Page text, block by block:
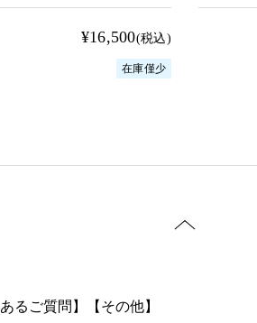
¥16,500(税込)
在庫僅少
るご質問】 【その他】